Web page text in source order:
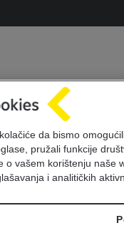
da bismo
pružali funkcije
o vašem korištenju naše
i analitičkih